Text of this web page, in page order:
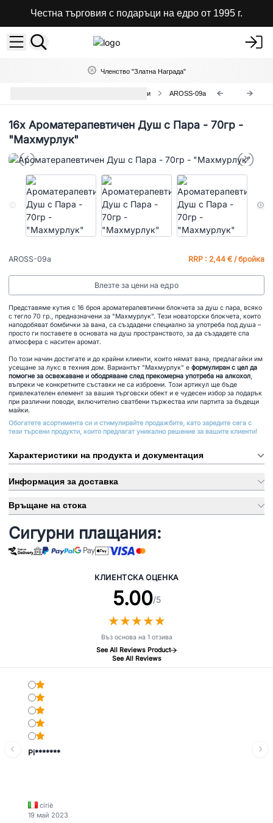
Честна търговия с подаръци на едро от 1995 г.
Членство "Златна Награда"
Ароматерапевтични Душ Таблетки AROSS-09a
16x Ароматерапевтичен Душ с Пара - 70гр -
"Махмурлук"
AROSS-09a RRP : 2,44 € / бройка
Влезте за цени на едро
Представяме кутия с 16 броя ароматерапевтични блокчета за душ с пара, всяко
с тегло 70 гр., предназначени за "Махмурлук". Тези новаторски блокчета, които
наподобяват бомбички за вана, са създадени специално за употреба под душа –
просто ги поставете в основата на душ пространството, за да създадете спа
атмосфера с наситен аромат.
По този начин достигате и до крайни клиенти, които нямат вана, предлагайки им
усещане за лукс в техния дом. Вариантът "Махмурлук" е формулиран с цел да
помогне за освежаване и ободряване след прекомерна употреба на алкохол
въпреки че конкретните съставки не са изброени. Този артикул ще бъде
привлекателен елемент за вашия търговски обект и е чудесен избор за подарък
при различни поводи, включително сватбени тържества или партита за бъдещи
майки.
Обогатете асортимента си и стимулирайте продажбите, като заредите сега с
тези търсени продукти, които предлагат уникално решение за вашите клиенти!
Характеристики на продукта и документация
Информация за доставка
Връщане на стока
Сигурни плащания:
КЛИЕНТСКА ОЦЕНКА
5.00/5
★★★★★
★★★★★
Въз основа на 1 отзива
See All Reviews Product
See All Reviews
Pi*******
ciriè
19 май 2023